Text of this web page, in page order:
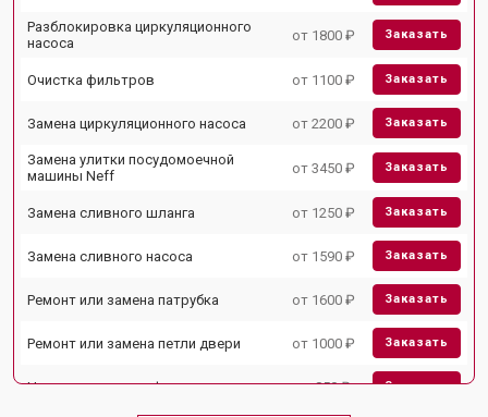
Разблокировка циркуляционного
насоса
от 1800 ₽ Заказать
Очистка фильтров от 1100 ₽ Заказать
Замена циркуляционного насоса от 2200 ₽ Заказать
Замена улитки посудомоечной
машины Neff
от 3450 ₽ Заказать
Замена сливного шланга от 1250 ₽ Заказать
Замена сливного насоса от 1590 ₽ Заказать
Ремонт или замена патрубка от 1600 ₽ Заказать
Ремонт или замена петли двери от 1000 ₽ Заказать
Чистка заливного фильтра-сеточки от 850 ₽ Заказать